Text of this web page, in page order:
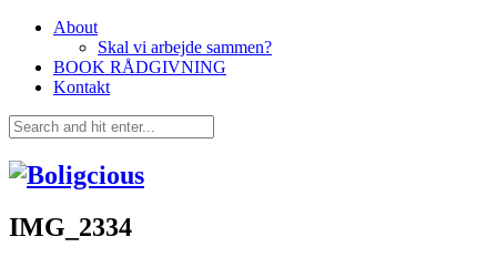
About
Skal vi arbejde sammen?
BOOK RÅDGIVNING
Kontakt
IMG_2334